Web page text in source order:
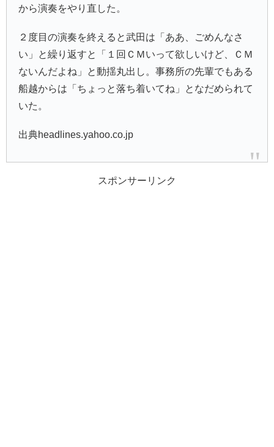
から演奏をやり直した。
２度目の演奏を終えると武田は「ああ、ごめんなさ
い」と繰り返すと「１回ＣＭいって欲しいけど、ＣＭ
ないんだよね」と動揺丸出し。事務所の先輩でもある
船越からは「ちょっと落ち着いてね」となだめられて
いた。
出典headlines.yahoo.co.jp
スポンサーリンク